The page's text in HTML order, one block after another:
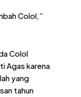
Colol,”
Colol
Agas karena
yang
tahun